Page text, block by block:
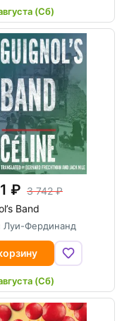
(Сб)
3 742
Band
Луи-Фердинанд
(Сб)